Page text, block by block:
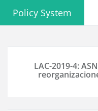
Policy System
LAC-2019-4: